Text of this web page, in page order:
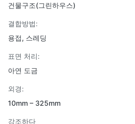
건물구조(그린하우스)
결합방법:
용접, 스레딩
표면 처리:
아연 도금
외경:
10mm – 325mm
강조하다